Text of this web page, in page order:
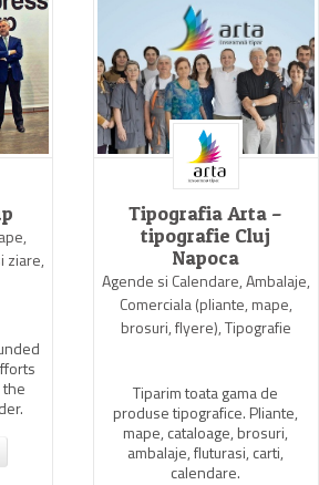
ziare,
Tipografia Arta –
tipografie Cluj
Napoca
Agende si Calendare, Ambalaje,
Comerciala (pliante, mape,
brosuri, flyere), Tipografie
Tiparim toata gama de
produse tipografice. Pliante,
mape, cataloage, brosuri,
ambalaje, fluturasi, carti,
calendare.